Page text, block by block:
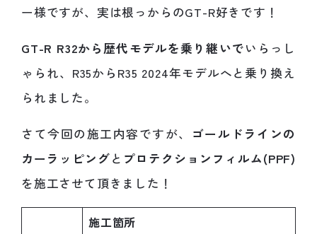
ー様ですが、実は根っからのGT-R好きです！
GT-R R32から歴代モデルを乗り継いでいらっし
ゃられ、R35からR35 2024年モデルへと乗り換え
られました。
さて今回の施工内容ですが、 ゴールドラインの
カーラッピングと プロテクションフィルム(PPF)
を施工させて頂きました！
施工箇所